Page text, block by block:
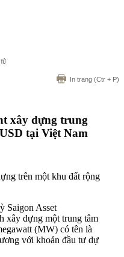
In trang (Ctr + P)
xây dựng trung
tại Việt Nam
trên một khu đất rộng
Saigon Asset
xây dựng một trung tâm
(MW) có tên là
với khoản đầu tư dự